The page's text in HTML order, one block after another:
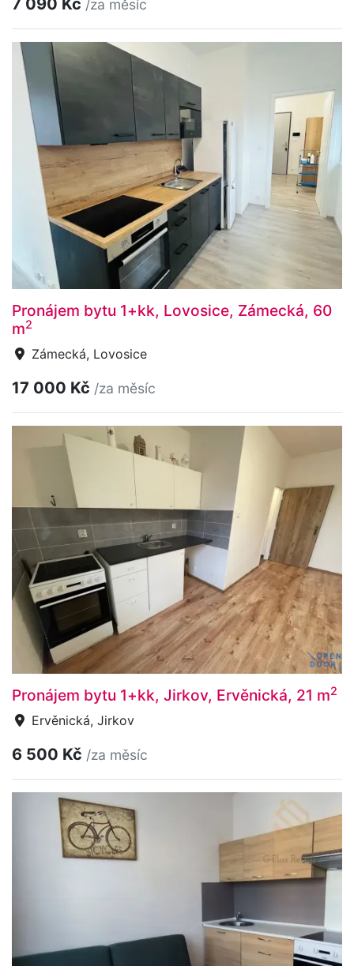
7 090 Kč /za měsíc
Pronájem bytu 1+kk, Lovosice, Zámecká, 60
m2
Zámecká, Lovosice
17 000 Kč /za měsíc
Pronájem bytu 1+kk, Jirkov, Ervěnická, 21 m2
Ervěnická, Jirkov
6 500 Kč /za měsíc